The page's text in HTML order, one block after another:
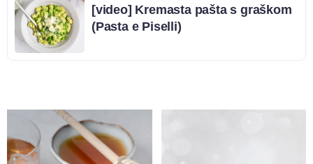
[video] Kremasta pašta s graškom
(Pasta e Piselli)